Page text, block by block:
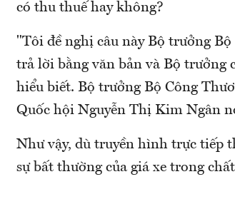
có thu thuế hay không?
"Tôi đề nghị câu này Bộ trưởng
trả lời bằng văn bản và Bộ trưởng
hiểu biết. Bộ trưởng Bộ Công
Quốc hội Nguyễn Thị Kim Ngân
Như vậy, dù truyền hình trực tiếp
sự bất thường của giá xe trong